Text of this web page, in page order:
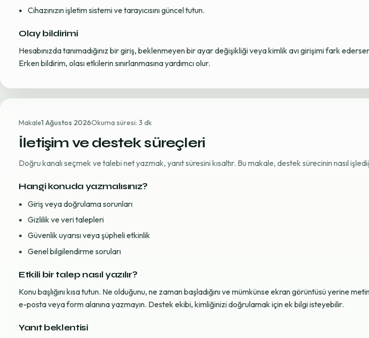
Cihazınızın işletim sistemi ve tarayıcısını güncel tutun.
Olay bildirimi
Hesabınızda tanımadığınız bir giriş, beklenmeyen bir ayar değişikliği veya kimlik avı girişimi fark
Erken bildirim, olası etkilerin sınırlanmasına yardımcı olur.
Makale1 Ağustos 2026Okuma süresi: 3 dk
İletişim ve destek süreçleri
Doğru kanalı seçmek ve talebi net yazmak, yanıt süresini kısaltır. Bu makale, destek sürecinin nasıl
Hangi konuda yazmalısınız?
Giriş veya doğrulama sorunları
Gizlilik ve veri talepleri
Güvenlik uyarısı veya şüpheli etkinlik
Genel bilgilendirme soruları
Etkili bir talep nasıl yazılır?
Konu başlığını kısa tutun. Ne olduğunu, ne zaman başladığını ve mümkünse ekran görüntüsü yerine
e-posta veya form alanına yazmayın. Destek ekibi, kimliğinizi doğrulamak için ek bilgi isteyebilir.
Yanıt beklentisi